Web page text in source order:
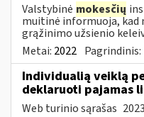
Valstybinė mokesčių
muitinė informuoja, kad
grąžinimo užsienio
Metai: 2022 Pagrindinis:
Individualią veiklą
deklaruoti pajamas
Web turinio sąrašas